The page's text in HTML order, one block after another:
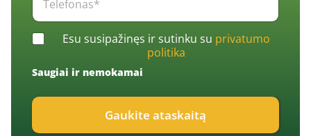
š
t
a
*
l
e
f
n
s
C
c
b
x
Esu susipažinęs ir sutinku su privatumo
politika
Saugiai ir nemokamai
Gaukite ataskaitą